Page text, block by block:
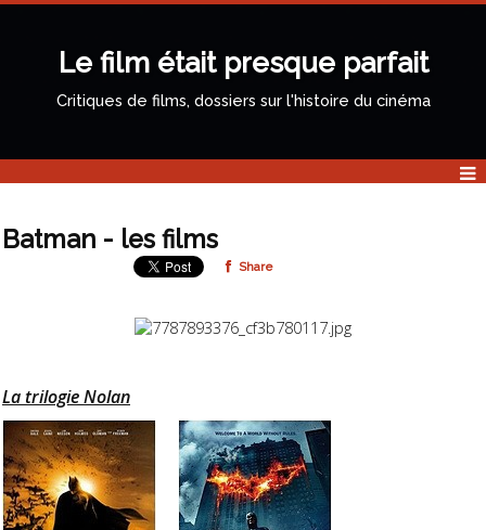
Le film était presque parfait
Critiques de films, dossiers sur l'histoire du cinéma
Batman - les films
Share
La trilogie Nolan